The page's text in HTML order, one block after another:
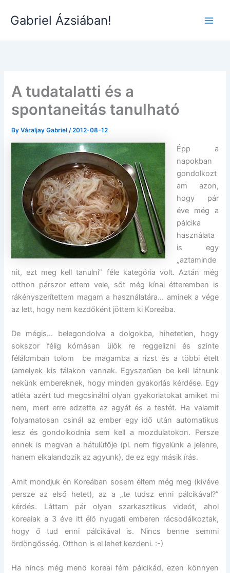
Gabriel Ázsiában!
A tudatalatti és a
spontaneitás tanulható
ByVáraljay Gabriel/2012-08-12
Épp a
napokban
gondolkozt
am azon,
hogy pár
éve még a
pálcika
használata
is egy
„aztaminde
nit, ezt meg kell tanulni” féle kategória volt. Aztán még
otthon párszor ettem vele, sőt még kínai étteremben is
rákényszerítettem magam a használatára… aminek a vége
az lett, hogy nem kezdőként jöttem ki Koreába.
De mégis… belegondolva a dolgokba, hihetetlen, hogy
sokszor félig kómásan ülök re reggelizni és szinte
félálomban tolom be magamba a rizst és a többi ételt
(amelyek kis tálakon vannak. Egyszerűen be kell látnunk
nekünk embereknek, hogy minden gyakorlás kérdése. Egy
atléta azért tud megcsinálni olyan gyakorlatokat amiket mi
nem, mert erre edzette az agyát és a testét. Ha valamit
folyamatosan csinál az ember egy idő után automatikus
lesz és gondolkodnia sem kell a mozdulatokon. Persze
ennek is megvan a hátulütője (pl. nem figyelünk a jelenre,
hanem elkalandozik az agyunk), de ez egy másik írás.
Amit mondjuk én Koreában sosem éltem még meg (kivéve
persze az első hetet), az a „te tudsz enni pálcikával?”
kérdés. Láttam pár olyan szarkasztikus videót, ahol
koreaiak a 3 éve itt élő nyugati emberen rácsodálkoztak,
hogy ő tud enni pálcikával is. Nincs benne semmi
ördöngősség. Otthon is el lehet kezdeni. :-)
Ha nincs még menő koreai fém pálcikád, ezen könnyen